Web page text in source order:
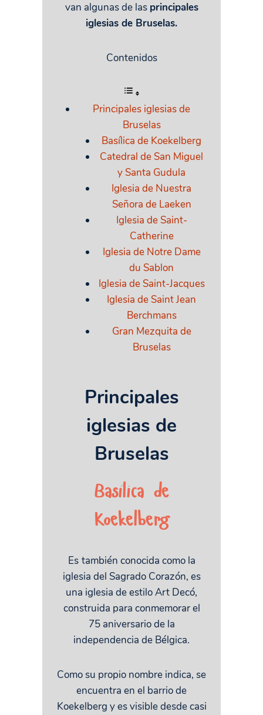
van algunas de las principales
iglesias de Bruselas.
Contenidos
Principales iglesias de
Bruselas
Basílica de Koekelberg
Catedral de San Miguel
y Santa Gudula
Iglesia de Nuestra
Señora de Laeken
Iglesia de Saint-
Catherine
Iglesia de Notre Dame
du Sablon
Iglesia de Saint-Jacques
Iglesia de Saint Jean
Berchmans
Gran Mezquita de
Bruselas
Principales
iglesias de
Bruselas
Basílica de
Koekelberg
Es también conocida como la
iglesia del Sagrado Corazón, es
una iglesia de estilo Art Decó,
construida para conmemorar el
75 aniversario de la
independencia de Bélgica.
Como su propio nombre indica, se
encuentra en el barrio de
Koekelberg y es visible desde casi